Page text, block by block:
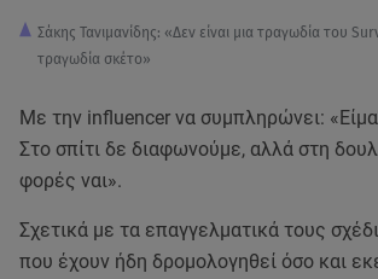
Σάκης Τανιμανίδης: «Δεν είναι μια τραγωδία του
τραγωδία σκέτο»
Με την influencer να συμπληρώνει:
Στο σπίτι δε διαφωνούμε, αλλά στη
φορές ναι».
Σχετικά με τα επαγγελματικά τους
που έχουν ήδη δρομολογηθεί όσο και